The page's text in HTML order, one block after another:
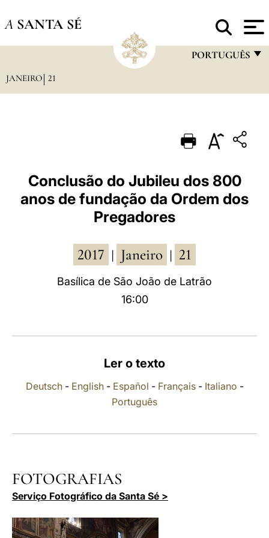
A SANTA SÉ
PORTUGUÊS
PORTUGUÊS
ESPAÑOL
DEUTSCH
العربيّة
中文
LATINE
JANEIRO 21
Conclusão do Jubileu dos 800
anos de fundação da Ordem dos
Pregadores
2017 Janeiro 21
Basílica de São João de Latrão
16:00
Ler o texto
Deutsch- English- Español - Français- Italiano -
Português
FOTOGRAFIAS
Serviço Fotográfico da Santa Sé >